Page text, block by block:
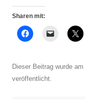
Sharen mit:
Dieser Beitrag wurde am
veröffentlicht.